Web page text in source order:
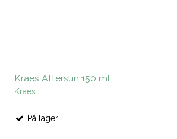
Kraes Aftersun 150 ml
Kraes
På lager